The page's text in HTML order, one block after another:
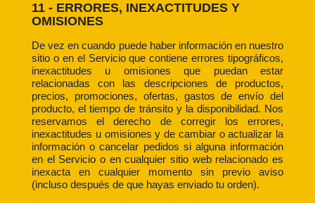
11 - ERRORES, INEXACTITUDES Y
OMISIONES
De vez en cuando puede haber información en nuestro
sitio o en el Servicio que contiene errores tipográficos,
inexactitudes u omisiones que puedan estar
relacionadas con las descripciones de productos,
precios, promociones, ofertas, gastos de envío del
producto, el tiempo de tránsito y la disponibilidad. Nos
reservamos el derecho de corregir los errores,
inexactitudes u omisiones y de cambiar o actualizar la
información o cancelar pedidos si alguna información
en el Servicio o en cualquier sitio web relacionado es
inexacta en cualquier momento sin previo aviso
(incluso después de que hayas enviado tu orden).